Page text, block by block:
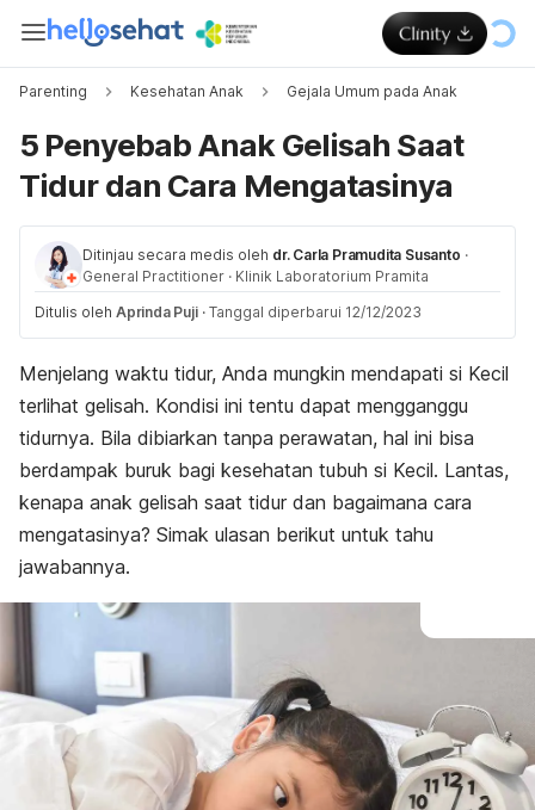
Parenting Kesehatan Anak Gejala Umum pada Anak
5 Penyebab Anak Gelisah Saat
Tidur dan Cara Mengatasinya
Ditinjau secara medis oleh dr. Carla Pramudita Susanto ·
General Practitioner · Klinik Laboratorium Pramita
Ditulis oleh Aprinda Puji · Tanggal diperbarui 12/12/2023
Menjelang waktu tidur, Anda mungkin mendapati si Kecil
terlihat gelisah. Kondisi ini tentu dapat mengganggu
tidurnya. Bila dibiarkan tanpa perawatan, hal ini bisa
berdampak buruk bagi kesehatan tubuh si Kecil. Lantas,
kenapa anak gelisah saat tidur dan bagaimana cara
mengatasinya? Simak ulasan berikut untuk tahu
jawabannya.